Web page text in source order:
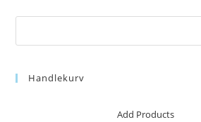
Handlekurv
No products in the cart.Add Products